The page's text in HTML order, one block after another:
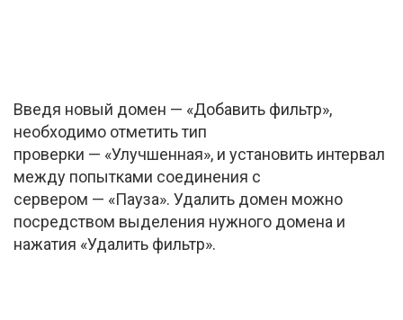
Введя новый домен — «Добавить фильтр»,
необходимо отметить тип
проверки — «Улучшенная», и установить интервал
между попытками соединения с
сервером — «Пауза». Удалить домен можно
посредством выделения нужного домена и
нажатия «Удалить фильтр».